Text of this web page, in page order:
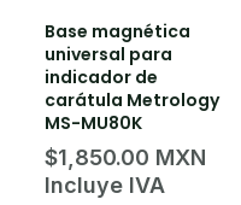
Base magnética
universal para
indicador de
carátula Metrology
MS-MU80K
$1,850.00